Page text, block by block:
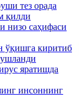
тез орада
қилди
низо саҳифаси
ўқишга киритиб
яратишда
инсоннинг